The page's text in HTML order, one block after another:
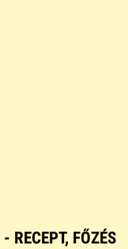
RECEPT, FŐZÉS